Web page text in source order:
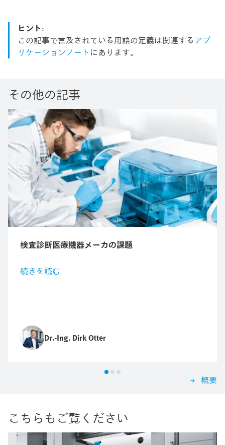
ヒント:
この記事で言及されている用語の定義は関連する アプ
リケーションノートにあります。
その他の記事
検査診断医療機器メーカの課題
続きを読む
Dr.-Ing. Dirk Otter
概要
こちらもご覧ください